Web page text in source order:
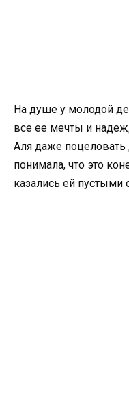
На душе у молодой
все ее мечты и
Аля даже поцеловать
понимала, что это
казались ей пустыми